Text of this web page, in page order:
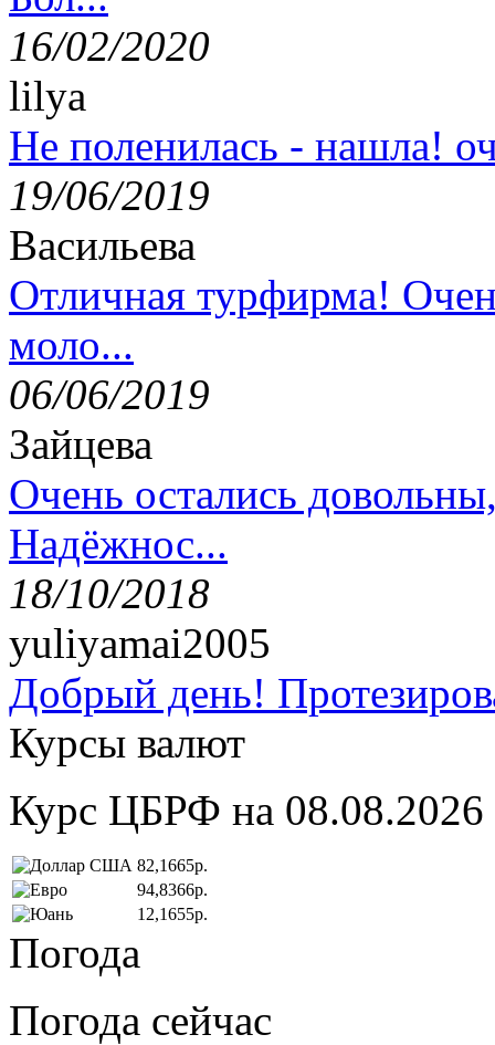
16/02/2020
lilya
Не поленилась - нашла!
19/06/2019
Васильева
Отличная турфирма!
моло...
06/06/2019
Зайцева
Очень остались
Надёжнос...
18/10/2018
yuliyamai2005
Добрый день!
Курсы валют
Курс ЦБРФ на 08.08.2026
82,1665р.
94,8366р.
12,1655р.
Погода
Погода сейчас